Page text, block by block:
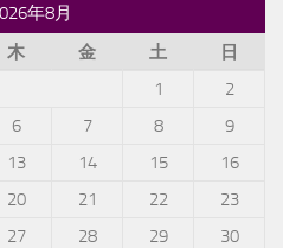
年8月
木 金 土
日
1
2
6 7 8
9
13 14 15
16
20 21 22
23
27 28 29
30